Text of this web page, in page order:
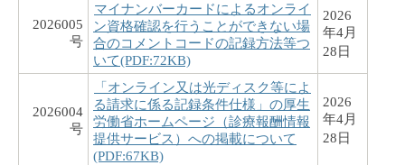
2026005
号
マイナンバーカードによるオンライ
ン資格確認を行うことができない場
合のコメントコードの記録方法等つ
いて(PDF:72KB)
2026
年4月
28日
2026004
号
「オンライン又は光ディスク等によ
る請求に係る記録条件仕様」の厚生
労働省ホームページ（診療報酬情報
提供サービス）への掲載について
(PDF:67KB)
2026
年4月
28日